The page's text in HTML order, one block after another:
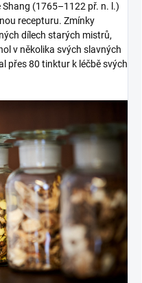
(1765–1122 př. n. l.)
recepturu. Zmínky
dílech starých mistrů,
v několika svých slavných
přes 80 tinktur k léčbě svých